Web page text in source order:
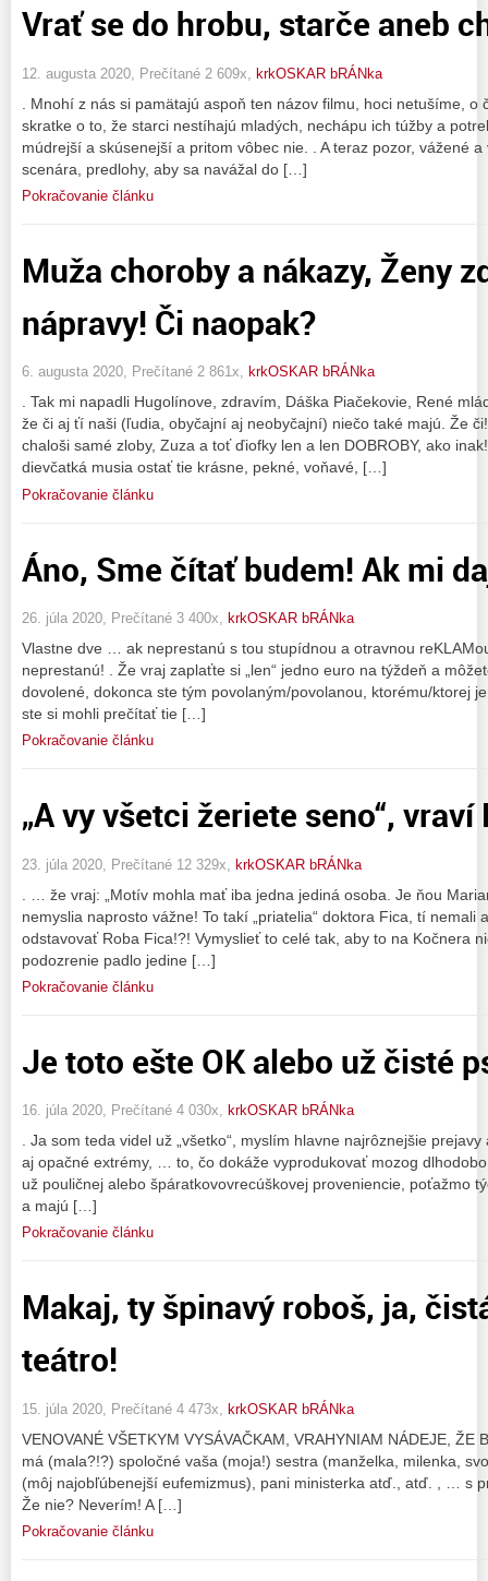
Vrať se do hrobu, starče aneb
12. augusta 2020, Prečítané 2 609x, krkOSKAR bRÁNka
. Mnohí z nás si pamätajú aspoň ten názov filmu, hoci netušíme, o
skratke o to, že starci nestíhajú mladých, nechápu ich túžby a
múdrejší a skúsenejší a pritom vôbec nie. . A teraz pozor, vážené
scenára, predlohy, aby sa navážal do […]
Pokračovanie článku
Muža choroby a nákazy, Ženy
nápravy! Či naopak?
6. augusta 2020, Prečítané 2 861x, krkOSKAR bRÁNka
. Tak mi napadli Hugolínove, zdravím, Dáška Piačekovie, René
že či aj ťí naši (ľudia, obyčajní aj neobyčajní) niečo také majú. Že
chaloši samé zloby, Zuza a toť ďiofky len a len DOBROBY, ako
dievčatká musia ostať tie krásne, pekné, voňavé, […]
Pokračovanie článku
Áno, Sme čítať budem! Ak mi
26. júla 2020, Prečítané 3 400x, krkOSKAR bRÁNka
Vlastne dve … ak neprestanú s tou stupídnou a otravnou
neprestanú! . Že vraj zaplaťte si „len“ jedno euro na týždeň a
dovolené, dokonca ste tým povolaným/povolanou, ktorému/ktorej
ste si mohli prečítať tie […]
Pokračovanie článku
„A vy všetci žeriete seno“,
23. júla 2020, Prečítané 12 329x, krkOSKAR bRÁNka
. … že vraj: „Motív mohla mať iba jedna jediná osoba. Je ňou
nemyslia naprosto vážne! To takí „priatelia“ doktora Fica, tí nemali
odstavovať Roba Fica!?! Vymyslieť to celé tak, aby to na Kočnera
podozrenie padlo jedine […]
Pokračovanie článku
Je toto ešte OK alebo už čisté
16. júla 2020, Prečítané 4 030x, krkOSKAR bRÁNka
. Ja som teda videl už „všetko“, myslím hlavne najrôznejšie
aj opačné extrémy, … to, čo dokáže vyprodukovať mozog
už pouličnej alebo špáratkovovrecúškovej proveniencie, poťažmo
a majú […]
Pokračovanie článku
Makaj, ty špinavý roboš, ja,
teátro!
15. júla 2020, Prečítané 4 473x, krkOSKAR bRÁNka
VENOVANÉ VŠETKYM VYSÁVAČKAM, VRAHYNIAM NÁDEJE, ŽE
má (mala?!?) spoločné vaša (moja!) sestra (manželka, milenka,
(môj najobľúbenejší eufemizmus), pani ministerka atď., atď. , … s
Že nie? Neverím! A […]
Pokračovanie článku